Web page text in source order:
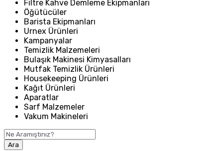
Filtre Kahve Demleme Ekipmanları
Öğütücüler
Barista Ekipmanları
Urnex Ürünleri
Kampanyalar
Temizlik Malzemeleri
Bulaşık Makinesi Kimyasalları
Mutfak Temizlik Ürünleri
Housekeeping Ürünleri
Kağıt Ürünleri
Aparatlar
Sarf Malzemeler
Vakum Makineleri
Ara